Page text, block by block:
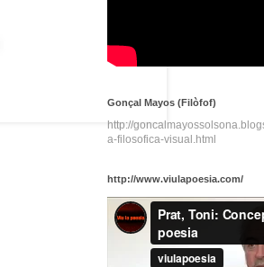
Gonçal Mayos (Filòfof)
http://
a-filosofica-visual.html
http://www.viulapoesia.com/